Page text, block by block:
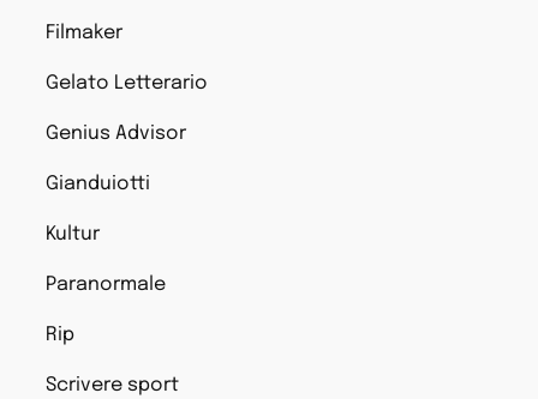
Filmaker
Gelato Letterario
Genius Advisor
Gianduiotti
Kultur
Paranormale
Rip
Scrivere sport